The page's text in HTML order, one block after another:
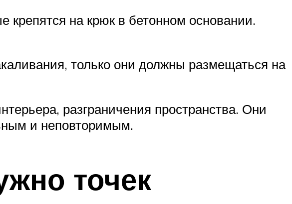
крепятся на крюк в бетонном основании.
только они должны размещаться на
разграничения пространства. Они
и неповторимым.
точек